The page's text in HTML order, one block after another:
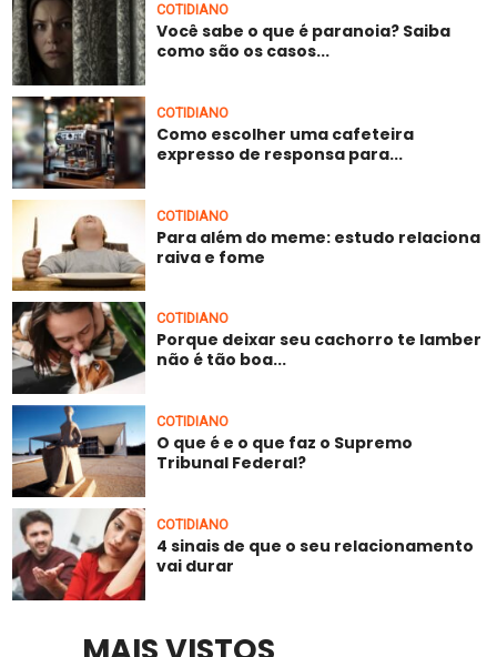
COTIDIANO
Você sabe o que é paranoia? Saiba
como são os casos...
COTIDIANO
Como escolher uma cafeteira
expresso de responsa para...
COTIDIANO
Para além do meme: estudo relaciona
raiva e fome
COTIDIANO
Porque deixar seu cachorro te lamber
não é tão boa...
COTIDIANO
O que é e o que faz o Supremo
Tribunal Federal?
COTIDIANO
4 sinais de que o seu relacionamento
vai durar